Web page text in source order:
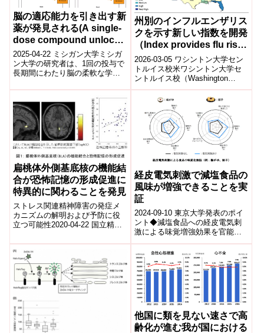
脳の適応能力を引き出す新
薬が発見される(A single-
dose compound unlocks
brain’s adaptive power)
2025-04-22 ミシガン大学ミシガ
ン大学の研究者は、1回の投与で
長期間にわたり脳の柔軟な学習
NBOH」の効果をマウス実験で
実...
州別のインフルエンザリス
クを示す新しい指数を開発
（Index provides flu risk
for each state）
2026-03-05 ワシントン大学セン
トルイス校米ワシントン大学セ
ントルイス校（Washington
University in St. Louis）の研究
扁桃体外側基底核の機能結
合が恐怖記憶の形成促進に
特異的に関わることを発見
ストレス関連精神障害の発症メ
カニズムの解明および予防に役
立つ可能性2020-04-22 国立精
大学国立精神・神経医療研究セ
ンター（...
経皮電気刺激で減塩食品の
風味が増強できることを実
証
2024-09-10 東京大学発表のポイ
ント◆減塩食品への経皮電気刺
激による味覚増強効果を官能評
価で検証し、低濃度(0.3%、
0.6%)でも塩味増強効果がある
こ...
他国に類を見ない速さで高
齢化が進む我が国における